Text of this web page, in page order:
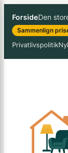
indhold
ForsideDen
Sammenlign
Privatlivspolitik